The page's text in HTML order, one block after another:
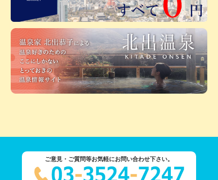
ご意見・ご質問等お気軽にお問い合わせ下さい。